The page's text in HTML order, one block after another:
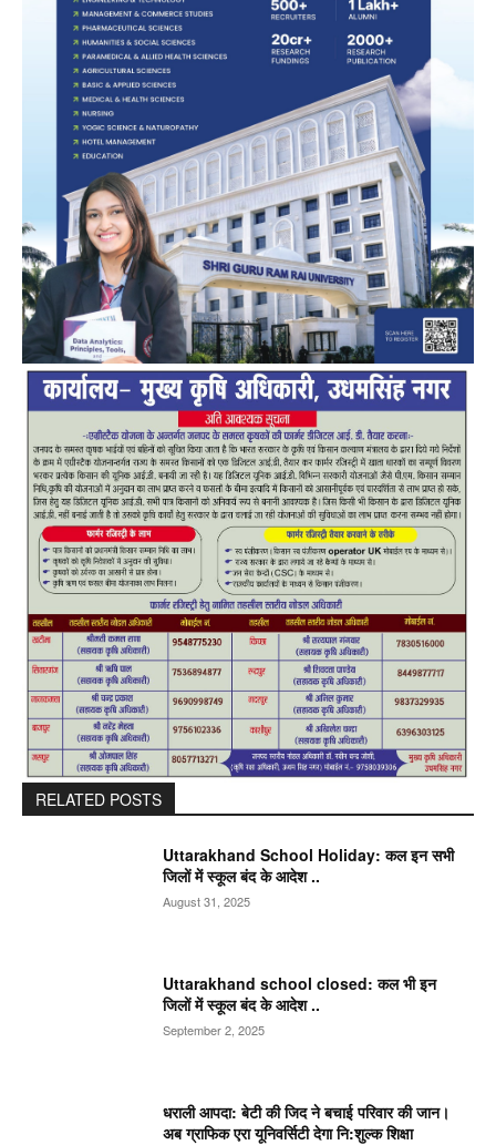
RELATED POSTS
Uttarakhand School Holiday: कल इन सभी
जिलों में स्कूल बंद के आदेश ..
August 31, 2025
Uttarakhand school closed: कल भी इन
जिलों में स्कूल बंद के आदेश ..
September 2, 2025
धराली आपदा: बेटी की जिद ने बचाई परिवार की जान।
अब ग्राफिक एरा यूनिवर्सिटी देगा नि:शुल्क शिक्षा